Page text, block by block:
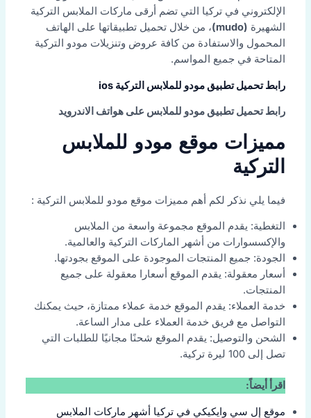
الإلكتروني في تركيا التي تضم أرقى ماركات الملابس التركية
الشهيرة (mudo)
، من خلال تحميل تطبيقاتها على الهاتف
المحمول والاستفادة من كافة عروض وتنزيلات مودو التركية
المتاحة في جميع المواسم.
رابط تحميل تطبيق مودو للملابس التركية ios
رابط تحميل تطبيق مودو للملابس على هواتف الاندرويد
مميزات موقع مودو للملابس
التركية
فيما يلي نذكر لكم أهم مميزات موقع مودو للملابس التركية :
التغطية: يقدم الموقع مجموعة واسعة من الملابس
والإكسسوارات من أشهر الماركات التركية والعالمية.
الجودة: جميع المنتجات الموجودة على الموقع بجودتها.
أسعار معقولة: يقدم الموقع أسعارا معقولة على جميع
المنتجات.
خدمة العملاء: يقدم الموقع خدمة عملاء ممتازة، حيث يمكنك
التواصل مع فريق خدمة العملاء على مدار الساعة.
الشحن والتوصيل: يقدم الموقع شحنًا مجانيًا للطلبات التي
تصل إلى 100 ليرة تركية.
اقرأ أيضاً:
موقع إل سي وايكيكي في تركيا أشهر ماركات الملابس